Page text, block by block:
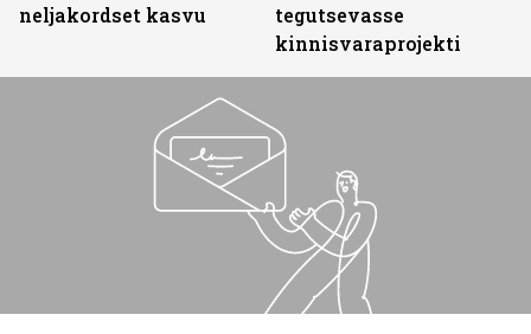
neljakordset kasvu
tegutsevasse
kinnisvaraprojekti